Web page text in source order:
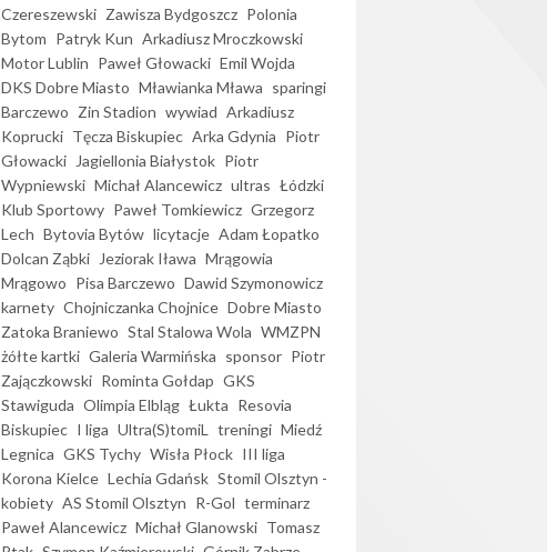
Czereszewski Zawisza Bydgoszcz Polonia
Bytom Patryk Kun Arkadiusz Mroczkowski
Motor Lublin Paweł Głowacki Emil Wojda
DKS Dobre Miasto Mławianka Mława sparingi
Barczewo Zin Stadion wywiad Arkadiusz
Koprucki Tęcza Biskupiec Arka Gdynia Piotr
Głowacki
Jagiellonia Białystok Piotr
Wypniewski Michał Alancewicz ultras Łódzki
Klub Sportowy Paweł Tomkiewicz Grzegorz
Lech Bytovia Bytów licytacje Adam Łopatko
Dolcan Ząbki
Jeziorak Iława Mrągowia
Mrągowo Pisa Barczewo Dawid Szymonowicz
karnety Chojniczanka Chojnice Dobre Miasto
Zatoka Braniewo Stal Stalowa Wola WMZPN
żółte kartki Galeria Warmińska sponsor Piotr
Zajączkowski Rominta Gołdap GKS
Stawiguda Olimpia Elbląg Łukta Resovia
Biskupiec I liga Ultra(S)tomiL treningi Miedź
Legnica GKS Tychy Wisła Płock III liga
Korona Kielce Lechia Gdańsk Stomil Olsztyn -
kobiety AS Stomil Olsztyn R-Gol terminarz
Paweł Alancewicz Michał Glanowski Tomasz